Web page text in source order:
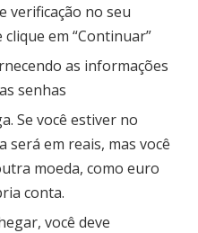
verificação no seu
em “Continuar”
as informações
senhas
Se você estiver no
será em reais, mas você
moeda, como euro
conta.
você deve